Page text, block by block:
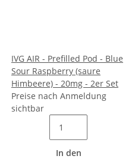
IVG AIR - Prefilled Pod - Blue
Sour Raspberry (saure
Himbeere) - 20mg - 2er Set
Preise nach Anmeldung
sichtbar
In den